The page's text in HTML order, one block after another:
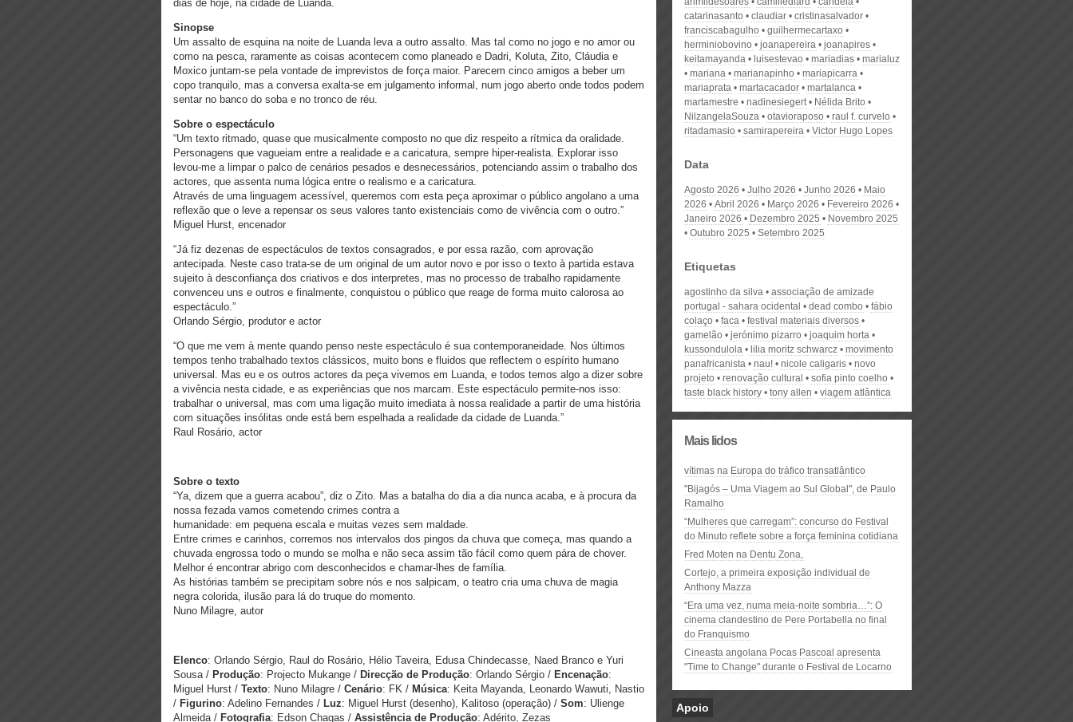
dias de hoje, na cidade de Luanda.
Sinopse
Um assalto de esquina na noite de Luanda leva a outro assalto. Mas tal como no jogo e no amor ou
como na pesca, raramente as coisas acontecem como planeado e Dadri, Koluta, Zito, Cláudia e
Moxico juntam-se pela vontade de imprevistos de força maior. Parecem cinco amigos a beber um
copo tranquilo, mas a conversa exalta-se em julgamento informal, num jogo aberto onde todos podem
sentar no banco do soba e no tronco de réu.
Sobre o espectáculo
“Um texto ritmado, quase que musicalmente composto no que diz respeito a rítmica da oralidade.
Personagens que vagueiam entre a realidade e a caricatura, sempre hiper-realista. Explorar isso
levou-me a limpar o palco de cenários pesados e desnecessários, potenciando assim o trabalho dos
actores, que assenta numa lógica entre o realismo e a caricatura.
Através de uma linguagem acessível, queremos com esta peça aproximar o público angolano a uma
reflexão que o leve a repensar os seus valores tanto existenciais como de vivência com o outro.”
Miguel Hurst, encenador
“Já fiz dezenas de espectáculos de textos consagrados, e por essa razão, com aprovação
antecipada. Neste caso trata-se de um original de um autor novo e por isso o texto à partida estava
sujeito à desconfiança dos criativos e dos interpretes, mas no processo de trabalho rapidamente
convenceu uns e outros e finalmente, conquistou o público que reage de forma muito calorosa ao
espectáculo.”
Orlando Sérgio, produtor e actor
“O que me vem à mente quando penso neste espectáculo é sua contemporaneidade. Nos últimos
tempos tenho trabalhado textos clássicos, muito bons e fluidos que reflectem o espírito humano
universal. Mas eu e os outros actores da peça vivemos em Luanda, e todos temos algo a dizer sobre
a vivência nesta cidade, e as experiências que nos marcam. Este espectáculo permite-nos isso:
trabalhar o universal, mas com uma ligação muito imediata à nossa realidade a partir de uma história
com situações insólitas onde está bem espelhada a realidade da cidade de Luanda.”
Raul Rosário, actor
Sobre o texto
“Ya, dizem que a guerra acabou”, diz o Zito. Mas a batalha do dia a dia nunca acaba, e à procura da
nossa fezada vamos cometendo crimes contra a
humanidade: em pequena escala e muitas vezes sem maldade.
Entre crimes e carinhos, corremos nos intervalos dos pingos da chuva que começa, mas quando a
chuvada engrossa todo o mundo se molha e não seca assim tão fácil como quem pára de chover.
Melhor é encontrar abrigo com desconhecidos e chamar-lhes de família.
As histórias também se precipitam sobre nós e nos salpicam, o teatro cria uma chuva de magia
negra colorida, ilusão para lá do truque do momento.
Nuno Milagre, autor
Elenco: Orlando Sérgio, Raul do Rosário, Hélio Taveira, Edusa Chindecasse, Naed Branco e Yuri
Sousa / Produção: Projecto Mukange / Direcção de Produção: Orlando Sérgio / Encenação:
Miguel Hurst / Texto: Nuno Milagre / Cenário: FK / Música: Keita Mayanda, Leonardo Wawuti, Nastio
/ Figurino: Adelino Fernandes / Luz: Miguel Hurst (desenho), Kalitoso (operação) / Som: Ulienge
Almeida / Fotografia: Edson Chagas / Assistência de Produção: Adérito, Zezas
catarinasanto
claudiar
cristinasalvador
franciscabagulho
guilhermecartaxo
herminiobovino
joanapereira
joanapires
keitamayanda
luisestevao mariadias
marialuz
mariana
marianapinho
mariapicarra
mariaprata
martacacador
martalanca
martamestre
nadinesiegert
Nélida Brito
NilzangelaSouza
otavioraposo
raul f. curvelo
ritadamasio
samirapereira Victor Hugo Lopes
Data
Agosto 2026 Julho 2026 Junho 2026
Maio
2026
Abril 2026 Março 2026
Fevereiro 2026
Janeiro 2026
Dezembro 2025
Novembro 2025
Outubro 2025
Setembro 2025
Etiquetas
agostinho da silva
associação de amizade
portugal - sahara ocidental
dead combo
fábio
colaço
faca
festival materiais diversos
gamelão
jerónimo pizarro
joaquim horta
kussondulola
lilia moritz schwarcz
movimento
panafricanista
nau! nicole caligaris
novo
projeto
renovação cultural
sofia pinto coelho
taste black history
tony allen viagem atlântica
Mais lidos
vítimas na Europa do tráfico transatlântico
"Bijagós – Uma Viagem ao Sul Global", de Paulo
Ramalho
“Mulheres que carregam”: concurso do Festival
do Minuto reflete sobre a força feminina cotidiana
Fred Moten na Dentu Zona,
Cortejo, a primeira exposição individual de
Anthony Mazza
“Era uma vez, numa meia-noite sombria…”: O
cinema clandestino de Pere Portabella no final
do Franquismo
Cineasta angolana Pocas Pascoal apresenta
"Time to Change" durante o Festival de Locarno
Apoio